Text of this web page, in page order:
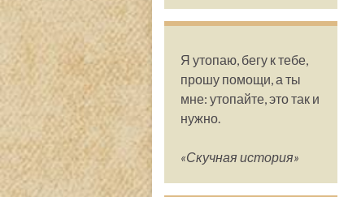
Я утопаю, бегу к тебе,
прошу помощи, а ты
мне: утопайте, это так и
нужно.
«Скучная история»